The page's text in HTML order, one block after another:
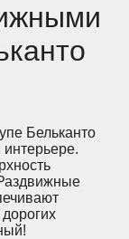
категории
Бельканто